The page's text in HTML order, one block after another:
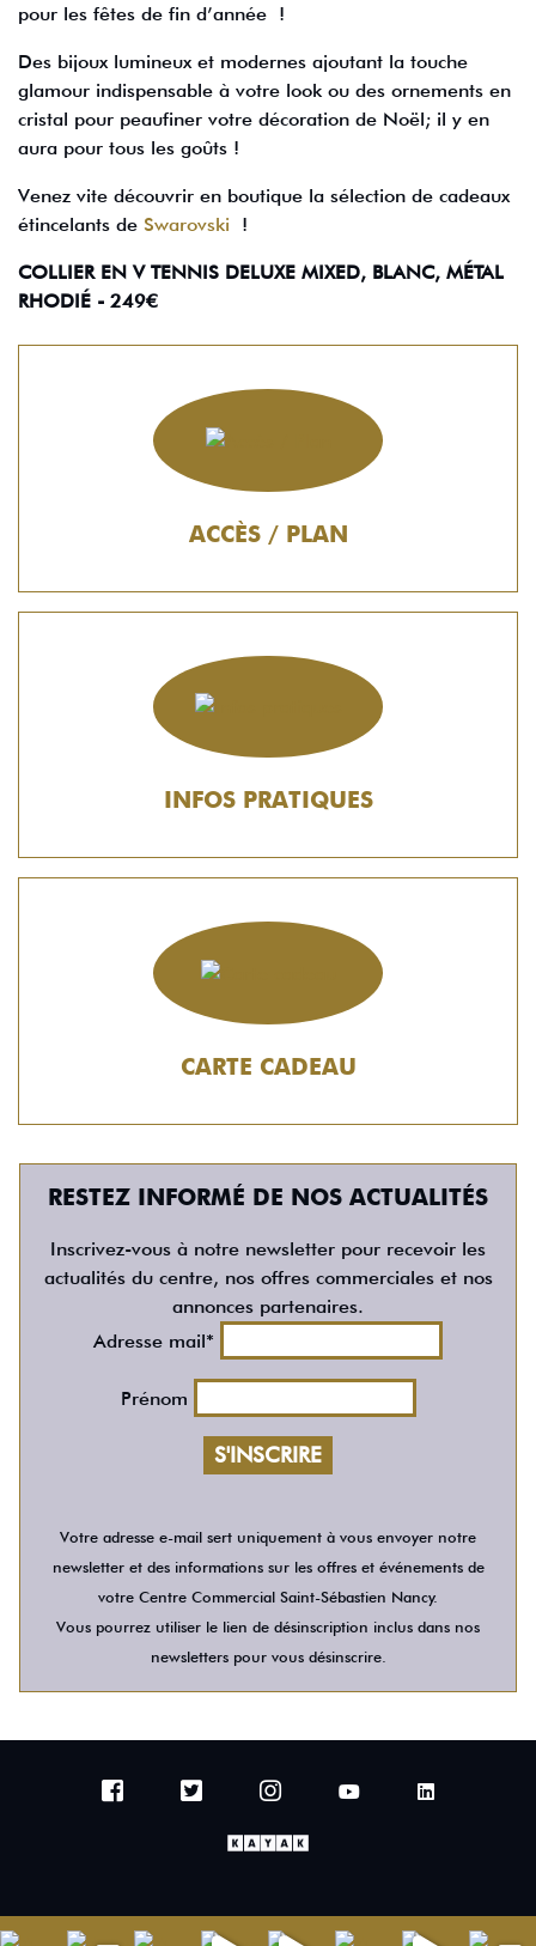
pour les fêtes de fin d’année !
Des bijoux lumineux et modernes ajoutant la touche
glamour indispensable à votre look ou des ornements en
cristal pour peaufiner votre décoration de Noël; il y en
aura pour tous les goûts !
Venez vite découvrir en boutique la sélection de cadeaux
étincelants de Swarovski !
COLLIER EN V TENNIS DELUXE MIXED, BLANC, MÉTAL
RHODIÉ - 249€
ACCÈS / PLAN
INFOS PRATIQUES
CARTE CADEAU
RESTEZ INFORMÉ DE NOS ACTUALITÉS
Inscrivez-vous à notre newsletter pour recevoir les
actualités du centre, nos offres commerciales et nos
annonces partenaires.
Adresse mail*
Prénom
Votre adresse e-mail sert uniquement à vous envoyer notre
newsletter et des informations sur les offres et événements de
votre Centre Commercial Saint-Sébastien Nancy.
Vous pourrez utiliser le lien de désinscription inclus dans nos
newsletters pour vous désinscrire.